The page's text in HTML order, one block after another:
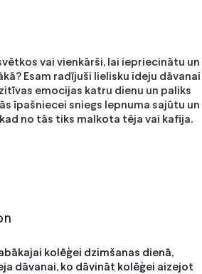
vai vienkārši, lai iepriecinātu un
Esam radījuši lielisku ideju dāvanai
emocijas katru dienu un paliks
īpašniecei sniegs lepnuma sajūtu un
no tās tiks malkota tēja vai kafija.
kolēģei dzimšanas dienā,
dāvanai, ko dāvināt kolēģei aizejot